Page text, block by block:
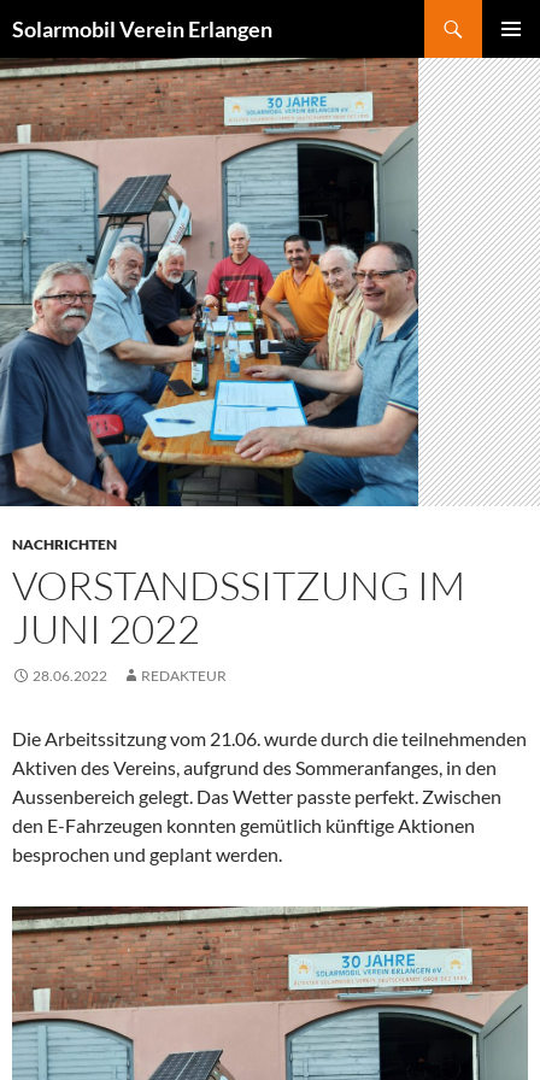
Inhalt
springen
Solarmobil Verein Erlangen
MENÜ
NACHRICHTEN
VORSTANDSSITZUNG IM
JUNI 2022
28.06.2022 REDAKTEUR
Die Arbeitssitzung vom 21.06. wurde durch die teilnehmenden
Aktiven des Vereins, aufgrund des Sommeranfanges, in den
Aussenbereich gelegt. Das Wetter passte perfekt. Zwischen
den E-Fahrzeugen konnten gemütlich künftige Aktionen
besprochen und geplant werden.